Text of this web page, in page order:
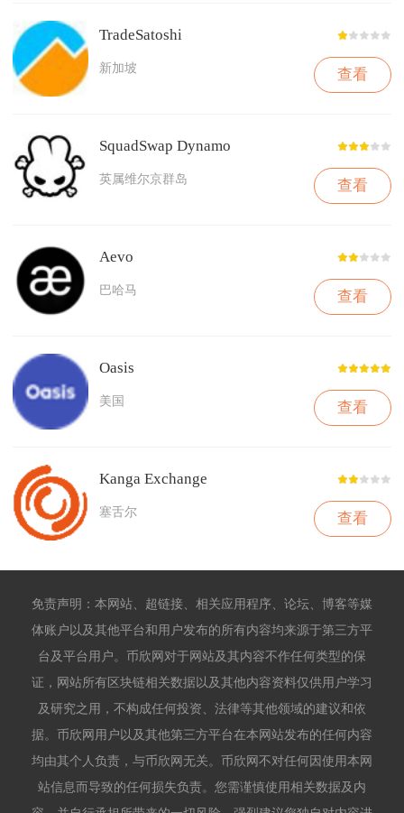
TradeSatoshi
新加坡 查看
SquadSwap Dynamo
英属维尔京群岛 查看
Aevo
巴哈马 查看
Oasis
美国 查看
Kanga Exchange
塞舌尔 查看
免责声明：本网站、超链接、相关应用程序、论坛、博客等媒
体账户以及其他平台和用户发布的所有内容均来源于第三方平
台及平台用户。币欣网对于网站及其内容不作任何类型的保
证，网站所有区块链相关数据以及其他内容资料仅供用户学习
及研究之用，不构成任何投资、法律等其他领域的建议和依
据。币欣网用户以及其他第三方平台在本网站发布的任何内容
均由其个人负责，与币欣网无关。币欣网不对任何因使用本网
站信息而导致的任何损失负责。您需谨慎使用相关数据及内